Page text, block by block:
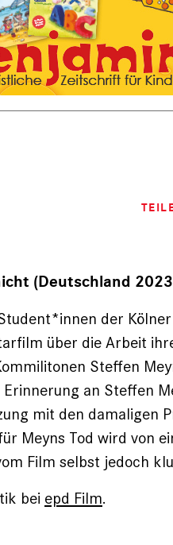
(Deutschland
der
über die Arbeit
Steffen
Erinnerung an Steffen
mit den damaligen
Meyns Tod wird von
Film selbst jedoch
bei epd Film.